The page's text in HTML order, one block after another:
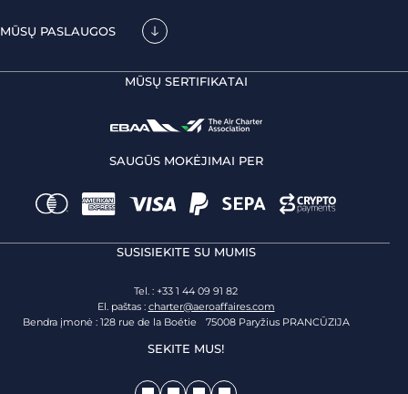
MŪSŲ PASLAUGOS
MŪSŲ SERTIFIKATAI
SAUGŪS MOKĖJIMAI PER
SUSISIEKITE SU MUMIS
Tel. : +33 1 44 09 91 82
El. paštas : charter@aeroaffaires.com
Bendra įmonė : 128 rue de la Boétie 75008 Paryžius PRANCŪZIJA
SEKITE MUS!